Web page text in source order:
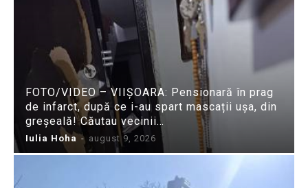
FOTO/VIDEO – VIIȘOARA: Pensionară în prag
de infarct, după ce i-au spart mascații ușa, din
greșeală! Căutau vecinii…
Iulia Hoha - august 9, 2026